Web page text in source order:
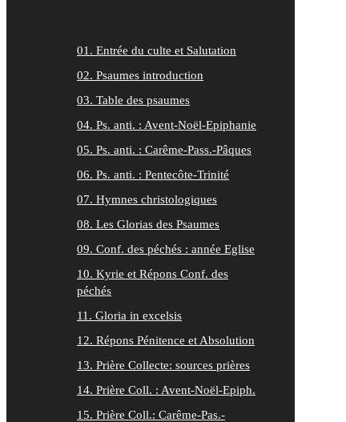
01. Entrée du culte et Salutation
02. Psaumes introduction
03. Table des psaumes
04. Ps. anti. : Avent-Noël-Epiphanie
05. Ps. anti. : Carême-Pass.-Pâques
06. Ps. anti. : Pentecôte-Trinité
07. Hymnes christologiques
08. Les Glorias des Psaumes
09. Conf. des péchés : année Eglise
10. Kyrie et Répons Conf. des
péchés
11. Gloria in excelsis
12. Répons Pénitence et Absolution
13. Prière Collecte: sources prières
14. Prière Coll. : Avent-Noël-Epiph.
15. Prière Coll.: Carême-Pas.-